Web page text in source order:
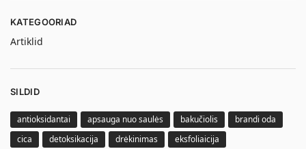
KATEGOORIAD
Artiklid
SILDID
antioksidantai apsauga nuo saulės bakučiolis
brandi oda
cica
detoksikacija drėkinimas
eksfoliaicija